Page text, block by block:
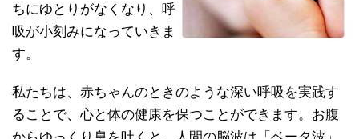
ちにゆとりがなくなり、呼
吸が小刻みになっていきま
す。
私たちは、赤ちゃんのときのような深い呼吸を実践す
ることで、心と体の健康を保つことができます。お腹